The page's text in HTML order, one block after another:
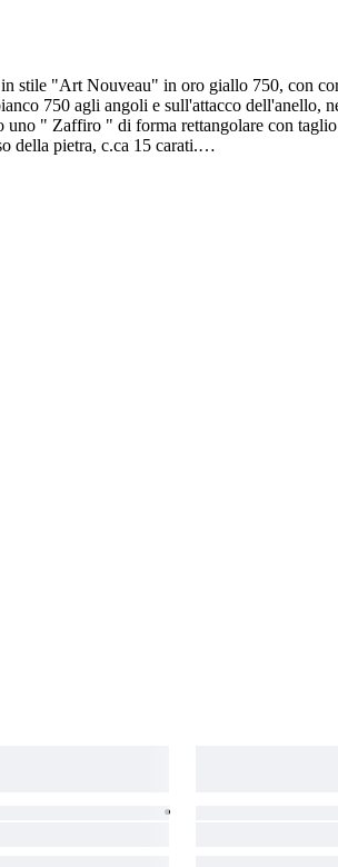
stile "Art Nouveau" in oro giallo 750, con
750 agli angoli e sull'attacco dell'anello,
uno " Zaffiro " di forma rettangolare con
della pietra, c.ca 15 carati.
e di piacevole aspetto cromatico.